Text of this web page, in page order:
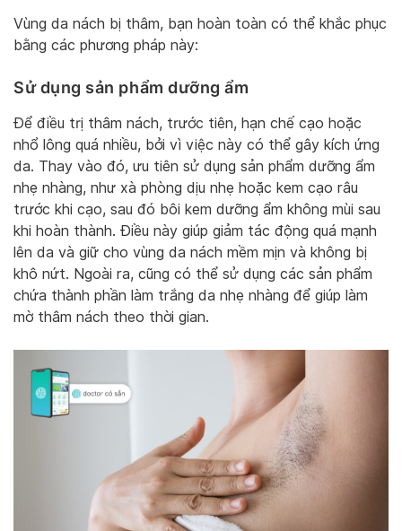
Vùng da nách bị thâm, bạn hoàn toàn có thể khắc phục
bằng các phương pháp này:
Sử dụng sản phẩm dưỡng ẩm
Để điều trị thâm nách, trước tiên, hạn chế cạo hoặc
nhổ lông quá nhiều, bởi vì việc này có thể gây kích ứng
da. Thay vào đó, ưu tiên sử dụng sản phẩm dưỡng ẩm
nhẹ nhàng, như xà phòng dịu nhẹ hoặc kem cạo râu
trước khi cạo, sau đó bôi kem dưỡng ẩm không mùi sau
khi hoàn thành. Điều này giúp giảm tác động quá mạnh
lên da và giữ cho vùng da nách mềm mịn và không bị
khô nứt. Ngoài ra, cũng có thể sử dụng các sản phẩm
chứa thành phần làm trắng da nhẹ nhàng để giúp làm
mờ thâm nách theo thời gian.